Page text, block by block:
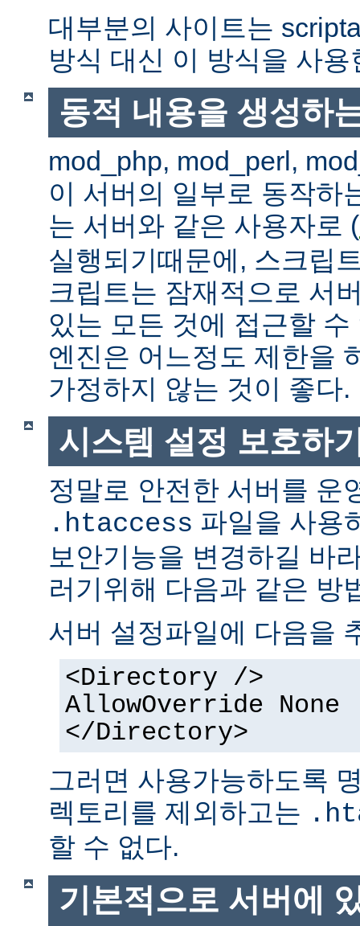
대부분의 사이트는
방식 대신 이 방식을 사용
동적 내용을 생성하
mod_php, mod_perl,
이 서버의 일부로 동작하
는 서버와 같은 사용자로 (
실행되기때문에, 스크립
크립트는 잠재적으로 서
있는 모든 것에 접근할
엔진은 어느정도 제한을
가정하지 않는 것이 좋다.
시스템 설정 보호하
정말로 안전한 서버를 운
.htaccess 파일을 사용
보안기능을 변경하길 바
러기위해 다음과 같은 방
서버 설정파일에 다음을
<Directory />
AllowOverride None
</Directory>
그러면 사용가능하도록
렉토리를 제외하고는
할 수 없다.
기본적으로 서버에